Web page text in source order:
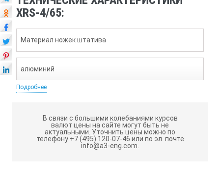
XRS-4/65:
Материал ножек штатива
алюминий
нержавеющая сталь, алюминий
Подробнее
В связи с большими колебаниями курсов
валют цены на сайте могут быть не
актуальными. Уточнить цены можно по
телефону +7 (495) 120-07-46 или по эл. почте
info@a3-eng.com.